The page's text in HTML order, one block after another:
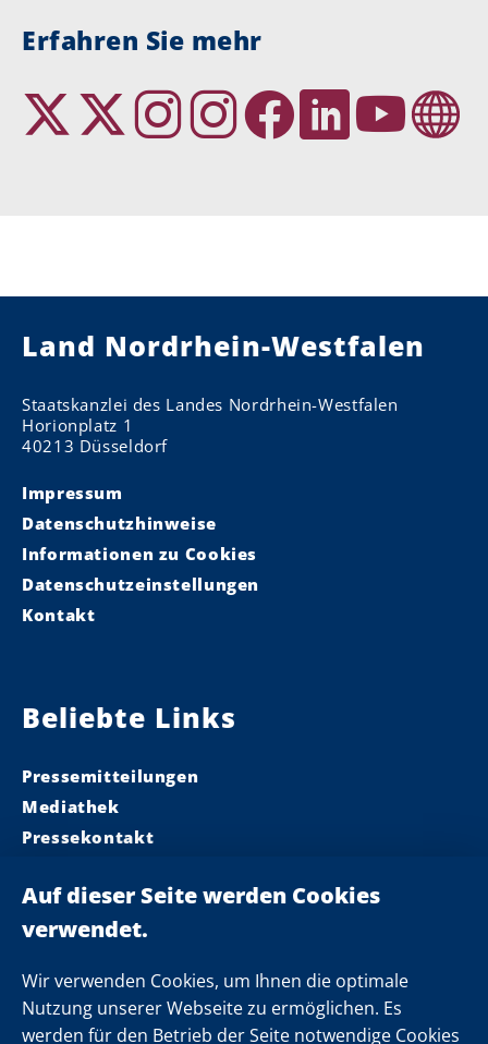
Wir verwenden Cookies, um Ihnen die optimale
Nutzung unserer Webseite zu ermöglichen. Es
werden für den Betrieb der Seite notwendige Cookies
Erfahren Sie mehr
Land Nordrhein-Westfalen
Staatskanzlei des Landes Nordrhein-Westfalen
Horionplatz 1
40213 Düsseldorf
Impressum
Datenschutzhinweise
Informationen zu Cookies
Datenschutzeinstellungen
Kontakt
Beliebte Links
Pressemitteilungen
Mediathek
Pressekontakt
Landeskabinett
Einsamkeit